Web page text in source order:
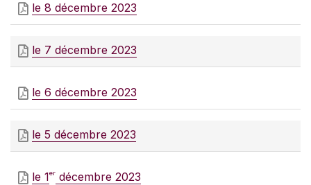
le 8 décembre 2023
le 7 décembre 2023
le 6 décembre 2023
le 5 décembre 2023
le 1er décembre 2023